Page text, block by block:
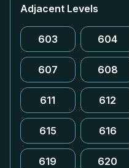
Adjacent Levels
603 604
607 608
611 612
615 616
619 620